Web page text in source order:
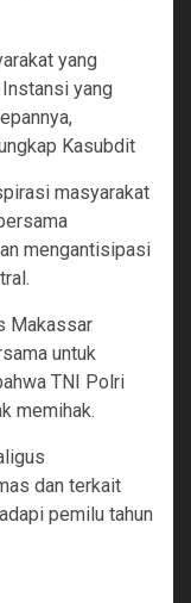
yang
yang
Kasubdit
masyarakat
mengantisipasi
Makassar
untuk
TNI Polri
memihak.
dan terkait
pemilu tahun